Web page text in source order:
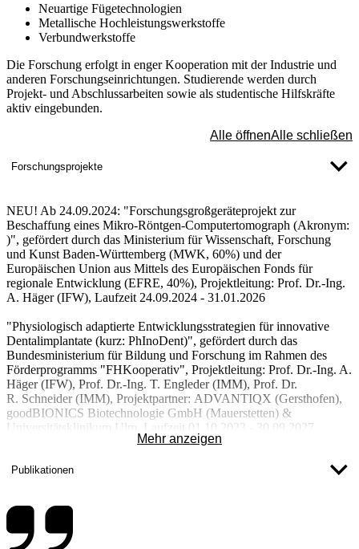
Neuartige Fügetechnologien
Metallische Hochleistungswerkstoffe
Verbundwerkstoffe
Die Forschung erfolgt in enger Kooperation mit der Industrie und
anderen Forschungseinrichtungen. Studierende werden durch
Projekt- und Abschlussarbeiten sowie als studentische Hilfskräfte
aktiv eingebunden.
Alle öffnenAlle schließen
Forschungsprojekte
NEU! Ab 24.09.2024: "Forschungsgroßgeräteprojekt zur
Beschaffung eines Mikro-Röntgen-Computertomograph (Akronym:
)", gefördert durch das Ministerium für Wissenschaft, Forschung
und Kunst Baden-Württemberg (MWK, 60%) und der
Europäischen Union aus Mittels des Europäischen Fonds für
regionale Entwicklung (EFRE, 40%), Projektleitung: Prof. Dr.-Ing.
A. Häger (IFW), Laufzeit 24.09.2024 - 31.01.2026
"Physiologisch adaptierte Entwicklungsstrategien für innovative
Dentalimplantate (kurz: PhInoDent)", gefördert durch das
Bundesministerium für Bildung und Forschung im Rahmen des
Förderprogramms "FHKooperativ", Projektleitung: Prof. Dr.-Ing. A.
Häger (IFW), Prof. Dr.-Ing. T. Engleder (IMM), Prof. Dr.
R. Schneider (IMM), Projektpartner: ADVANTIQX (Gersthofen),
goodBIONICS Biotechnologie GmbH (Mauerstetten) &
Universitätsklinikum Ulm, Laufzeit 01.10.2023 - 30.09.2027
individuell angepasster Al-Legierungen mittels Zusatzdraht
AddAlProd
)", gefördert durch das Bundesministerium für Wirtschaft
und Klimaschutz (BMWK) im Rahmen des Förderprogramms
"ZIM", Projektleitung:
Mehr anzeigen
Publikationen